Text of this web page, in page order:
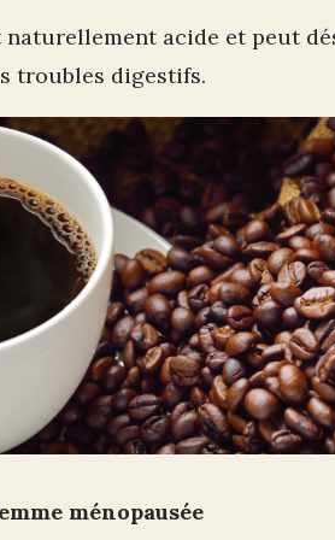
naturellement acide et peut
troubles digestifs.
ménopausée